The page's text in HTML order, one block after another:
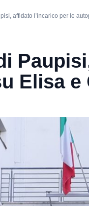
affidato l’incarico per le
Elisa e